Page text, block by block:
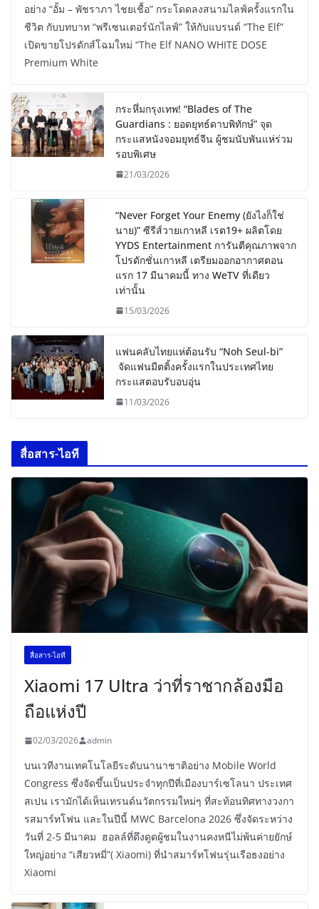
อย่าง “อั้ม – พัชราภา ไชยเชื้อ” กระโดดลงสนามไลฟ์ครั้งแรกใน
ชีวิต กับบทบาท “พรีเซนเตอร์นักไลฟ์” ให้กับแบรนด์ “The Elf”
เปิดขายโปรดักส์โฉมใหม่ “The Elf NANO WHITE DOSE
Premium White
กระหึ่มกรุงเทพ! “Blades of The
Guardians : ยอดยุทธ์ดาบพิทักษ์” จุด
กระแสหนังจอมยุทธ์จีน ผู้ชมนับพันแห่ร่วม
รอบพิเศษ
21/03/2026
“Never Forget Your Enemy (ยังไงก็ใช่
นาย)” ซีรีส์วายเกาหลี เรต19+ ผลิตโดย
YYDS Entertainment การันตีคุณภาพจาก
โปรดักชั่นเกาหลี เตรียมออกอากาศตอน
แรก 17 มีนาคมนี้ ทาง WeTV ที่เดียว
เท่านั้น
15/03/2026
แฟนคลับไทยแห่ต้อนรับ “Noh Seul-bi”
จัดแฟนมีตติ้งครั้งแรกในประเทศไทย
กระแสตอบรับอบอุ่น
11/03/2026
สื่อสาร-ไอที
สื่อสาร-ไอที
Xiaomi 17 Ultra ว่าที่ราชากล้องมือ
ถือแห่งปี
02/03/2026 admin
บนเวทีงานเทคโนโลยีระดับนานาชาติอย่าง Mobile World
Congress ซึ่งจัดขึ้นเป็นประจำทุกปีที่เมืองบาร์เซโลนา ประเทศ
สเปน เรามักได้เห็นเทรนด์นวัตกรรมใหม่ๆ ที่สะท้อนทิศทางวงกา
รสมาร์ทโฟน และในปีนี้ MWC Barcelona 2026 ซึ่งจัดระหว่าง
วันที่ 2-5 มีนาคม ฮอลล์ที่ดึงดูดผู้ชมในงานคงหนีไม่พ้นค่ายยักษ์
ใหญ่อย่าง “เสียวหมี่”( Xiaomi) ที่นำสมาร์ทโฟนรุ่นเรือธงอย่าง
Xiaomi